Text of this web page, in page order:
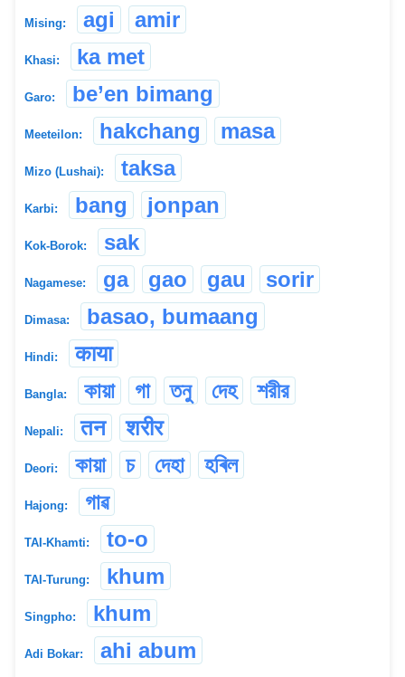
Mising: agi amir
Khasi: ka met
Garo: be’en bimang
Meeteilon: hakchang masa
Mizo (Lushai): taksa
Karbi: bang jonpan
Kok-Borok: sak
Nagamese: ga gao gau sorir
Dimasa: basao, bumaang
Hindi: काया
Bangla: কায়া গা তনু দেহ শরীর
Nepali: तन शरीर
Deori: কায়া চ দেহা হৰিল
Hajong: গাৱ
TAI-Khamti: to-o
TAI-Turung: khum
Singpho: khum
Adi Bokar: ahi abum